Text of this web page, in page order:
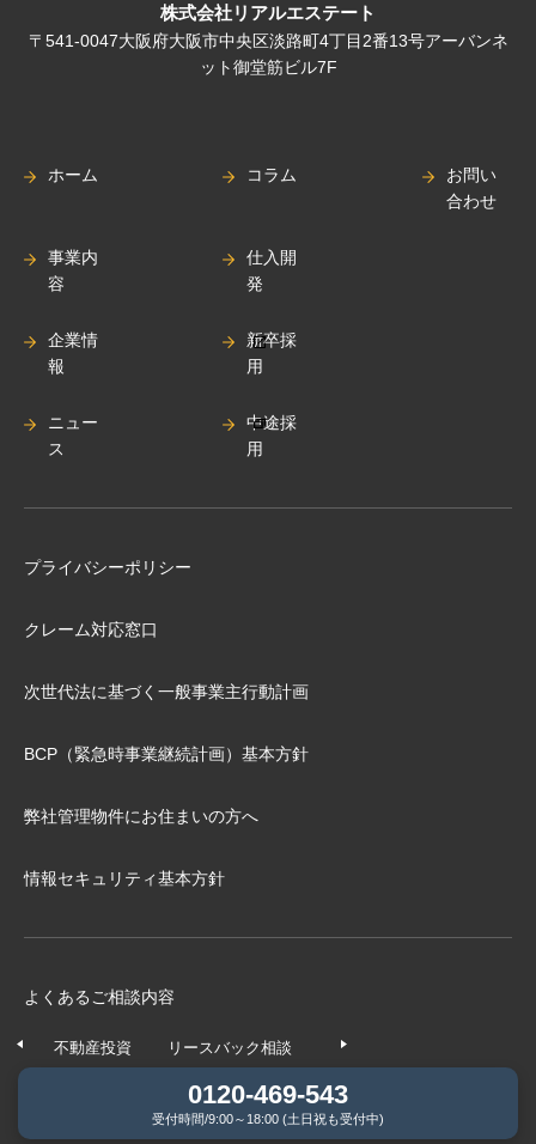
株式会社リアルエステート
〒541-0047大阪府大阪市中央区淡路町4丁目2番13号アーバンネ
ット御堂筋ビル7F
ホーム
事業内
容
企業情
報
ニュー
ス
コラム
仕入開
発
新卒採
用
中途採
用
お問い
合わせ
プライバシーポリシー
クレーム対応窓口
次世代法に基づく⼀般事業主⾏動計画
BCP（緊急時事業継続計画）基本⽅針
弊社管理物件にお住まいの⽅へ
情報セキュリティ基本方針
よくあるご相談内容
不動産投資 リースバック相談
0120-469-543
受付時間/9:00～18:00 (土日祝も受付中)